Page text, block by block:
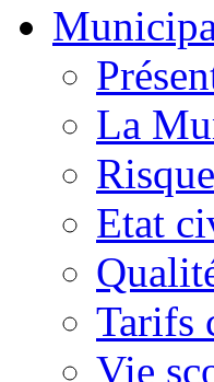
La
Etat
Tarifs
Vie